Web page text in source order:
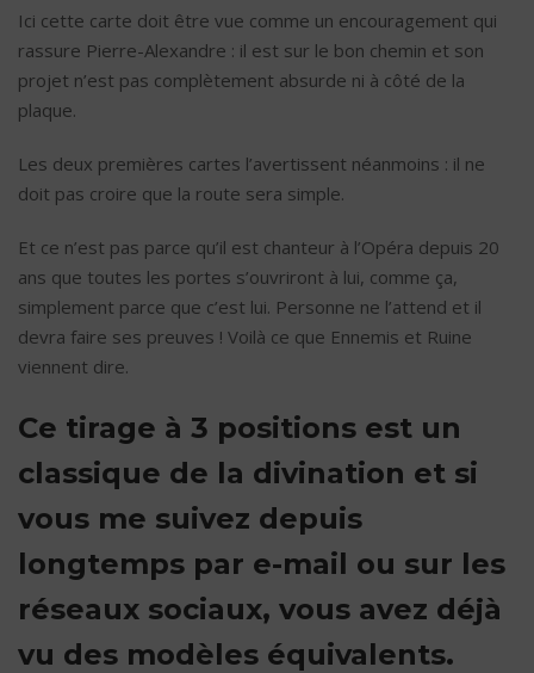
Ici cette carte doit être vue comme un encouragement qui
rassure Pierre-Alexandre : il est sur le bon chemin et son
projet n’est pas complètement absurde ni à côté de la
plaque.
Les deux premières cartes l’avertissent néanmoins : il ne
doit pas croire que la route sera simple.
Et ce n’est pas parce qu’il est chanteur à l’Opéra depuis 20
ans que toutes les portes s’ouvriront à lui, comme ça,
simplement parce que c’est lui. Personne ne l’attend et il
devra faire ses preuves ! Voilà ce que Ennemis et Ruine
viennent dire.
Ce tirage à 3 positions est un
classique de la divination et si
vous me suivez depuis
longtemps par e-mail ou sur les
réseaux sociaux, vous avez déjà
vu des modèles équivalents.